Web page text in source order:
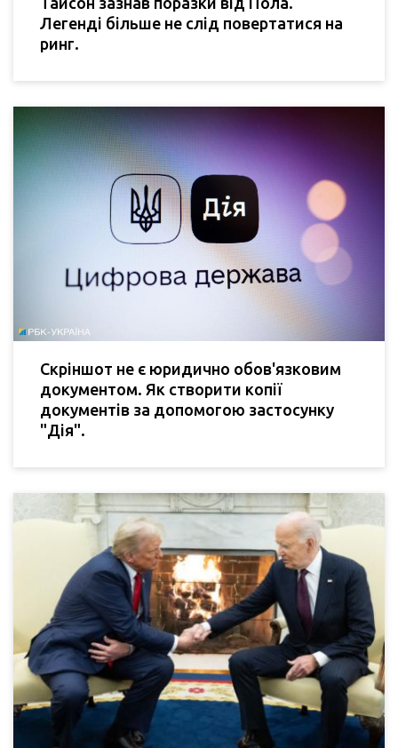
Легенді більше не слід повертатися на
ринг.
Скріншот не є юридично обов'язковим
документом. Як створити копії
документів за допомогою застосунку
"Дія".